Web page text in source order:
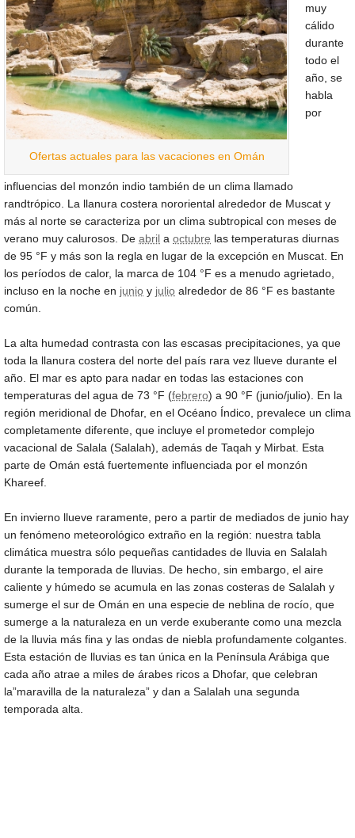
Ofertas actuales para las vacaciones en Omán
muy
cálido
durante
todo el
año, se
habla
por
influencias del monzón indio también de un clima llamado
randtrópico. La llanura costera nororiental alrededor de Muscat y
más al norte se caracteriza por un clima subtropical con meses de
verano muy calurosos. De abril a octubre las temperaturas diurnas
de 95 °F y más son la regla en lugar de la excepción en Muscat. En
los períodos de calor, la marca de 104 °F es a menudo agrietado,
incluso en la noche en junio y julio alrededor de 86 °F es bastante
común.
La alta humedad contrasta con las escasas precipitaciones, ya que
toda la llanura costera del norte del país rara vez llueve durante el
año. El mar es apto para nadar en todas las estaciones con
temperaturas del agua de 73 °F (febrero) a 90 °F (junio/julio). En la
región meridional de Dhofar, en el Océano Índico, prevalece un clima
completamente diferente, que incluye el prometedor complejo
vacacional de Salala (Salalah), además de Taqah y Mirbat. Esta
parte de Omán está fuertemente influenciada por el monzón
Khareef.
En invierno llueve raramente, pero a partir de mediados de junio hay
un fenómeno meteorológico extraño en la región: nuestra tabla
climática muestra sólo pequeñas cantidades de lluvia en Salalah
durante la temporada de lluvias. De hecho, sin embargo, el aire
caliente y húmedo se acumula en las zonas costeras de Salalah y
sumerge el sur de Omán en una especie de neblina de rocío, que
sumerge a la naturaleza en un verde exuberante como una mezcla
de la lluvia más fina y las ondas de niebla profundamente colgantes.
Esta estación de lluvias es tan única en la Península Arábiga que
cada año atrae a miles de árabes ricos a Dhofar, que celebran
la”maravilla de la naturaleza” y dan a Salalah una segunda
temporada alta.